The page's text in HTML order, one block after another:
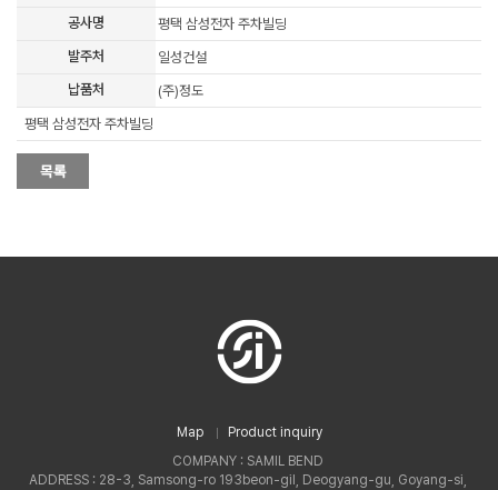
공사명
평택 삼성전자 주차빌딩
발주처
일성건설
납품처
(주)정도
평택 삼성전자 주차빌딩
Map
Product inquiry
COMPANY : SAMIL BEND
ADDRESS : 28-3, Samsong-ro 193beon-gil, Deogyang-gu, Goyang-si,